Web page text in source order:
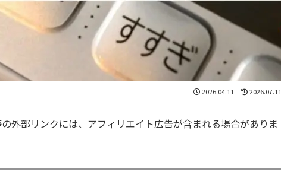
2026.04.11 2026.07.11
外部リンクには、アフィリエイト広告が含まれる場合がありま